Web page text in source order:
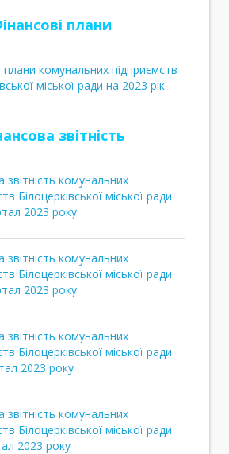
плани
плани комунальних підприємств
міської ради на 2023 рік
звітність
звітність комунальних
Білоцерківської міської ради
2023 року
звітність комунальних
Білоцерківської міської ради
2023 року
звітність комунальних
Білоцерківської міської ради
2023 року
звітність комунальних
Білоцерківської міської ради
2023 року